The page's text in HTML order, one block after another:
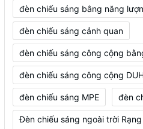
đèn chiếu sáng bằng năng
đèn chiếu sáng cảnh quan
đèn chiếu sáng công cộng
đèn chiếu sáng công cộng
đèn chiếu sáng MPE đèn
Đèn chiếu sáng ngoài trời